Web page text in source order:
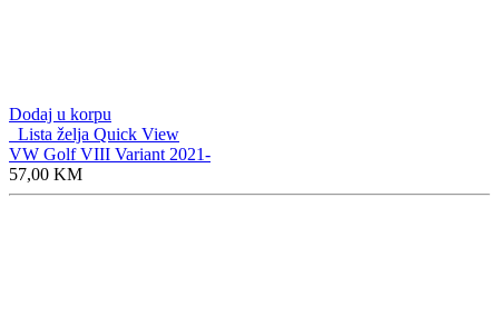
Dodaj u korpu
Lista želja Quick View
VW Golf VIII Variant 2021-
57,00 KM